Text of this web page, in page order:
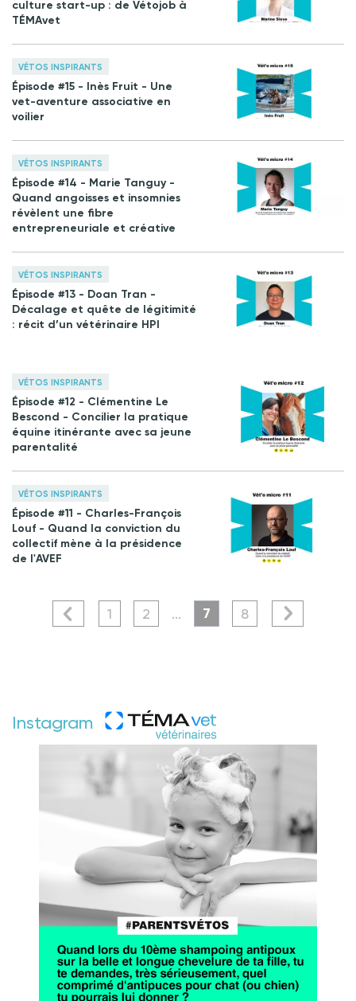
culture start-up : de Vétojob à
TÉMAvet
VÉTOS INSPIRANTS
Épisode #15 - Inès Fruit - Une
vet-aventure associative en
voilier
VÉTOS INSPIRANTS
Épisode #14 - Marie Tanguy -
Quand angoisses et insomnies
révèlent une fibre
entrepreneuriale et créative
VÉTOS INSPIRANTS
Épisode #13 - Doan Tran -
Décalage et quête de légitimité
: récit d’un vétérinaire HPI
VÉTOS INSPIRANTS
Épisode #12 - Clémentine Le
Bescond - Concilier la pratique
équine itinérante avec sa jeune
parentalité
VÉTOS INSPIRANTS
Épisode #11 - Charles-François
Louf - Quand la conviction du
collectif mène à la présidence
de l'AVEF
1 2 ... 7 8
Instagram